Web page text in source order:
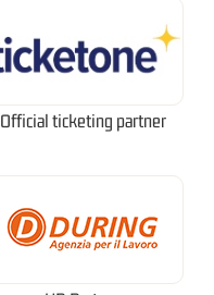
Official ticketing partner